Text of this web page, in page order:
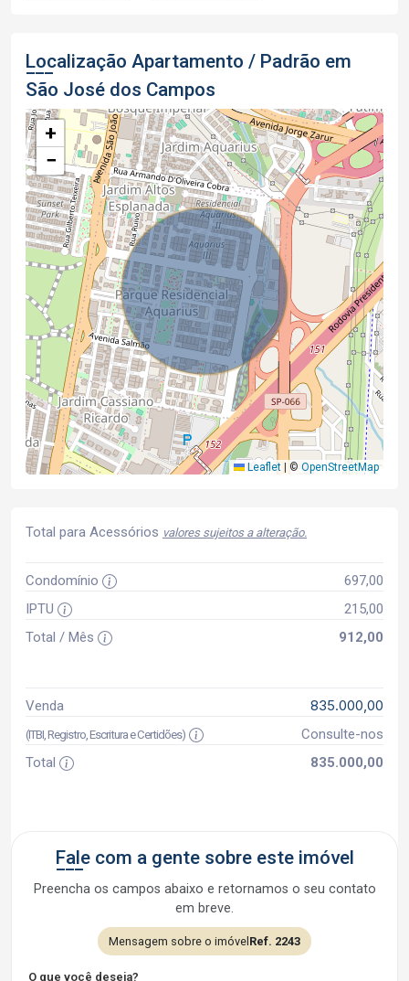
Localização Apartamento / Padrão em
São José dos Campos
+
−
Leaflet | © OpenStreetMap
Total para Acessórios valores sujeitos a alteração.
Condomínio
697,00
IPTU
215,00
Total / Mês
912,00
Venda 835.000,00
(ITBI, Registro, Escritura e Certidões)
Consulte-nos
Total
835.000,00
Fale com a gente sobre este imóvel
Preencha os campos abaixo e retornamos o seu contato
em breve.
Mensagem sobre o imóvelRef. 2243
O que você deseja?